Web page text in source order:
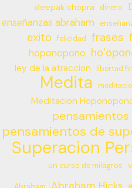
deepak chopra dinero
enseñanzas abraham
exito felicidad frases
hoponopono
ley de la atraccion libertad
Medita
Meditacion
pensamientos de
Superacion
un curso de milagros